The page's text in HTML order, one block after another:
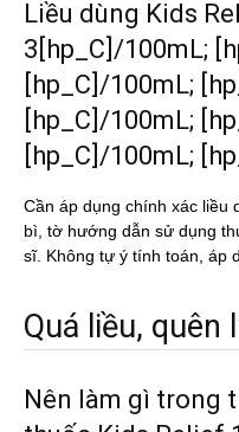
Liều dùng Kids
3[hp_C]/100mL;
[hp_C]/100mL;
[hp_C]/100mL;
[hp_C]/100mL;
Cần áp dụng chính xác liều
bì, tờ hướng dẫn sử dụng
sĩ. Không tự ý tính toán, áp
Quá liều, quên
Nên làm gì trong